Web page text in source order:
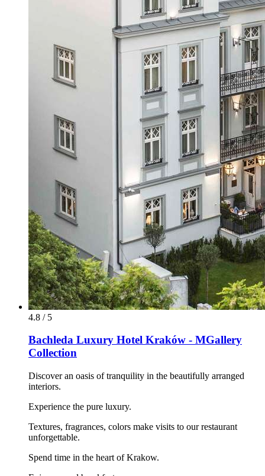
4.8 / 5
Bachleda Luxury Hotel Kraków - MGallery
Collection
Discover an oasis of tranquility in the beautifully arranged
interiors.
Experience the pure luxury.
Textures, fragrances, colors make visits to our restaurant
unforgettable.
Spend time in the heart of Krakow.